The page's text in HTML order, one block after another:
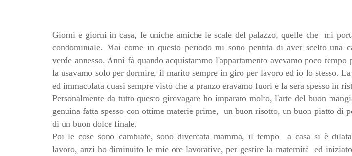
Giorni e giorni in casa, le uniche amiche le scale del palazzo, quelle che mi
condominiale. Mai come in questo periodo mi sono pentita di aver scelto una
verde annesso. Anni fà quando acquistammo l'appartamento avevamo poco tempo
la usavamo solo per dormire, il marito sempre in giro per lavoro ed io lo stesso.
ed immacolata quasi sempre visto che a pranzo eravamo fuori e la sera spesso in
Personalmente da tutto questo girovagare ho imparato molto, l'arte del buon
genuina fatta spesso con ottime materie prime, un buon risotto, un buon piatto di
di un buon dolce finale.
Poi le cose sono cambiate, sono diventata mamma, il tempo a casa si è
lavoro, anzi ho diminuito le mie ore lavorative, per gestire la maternità ed